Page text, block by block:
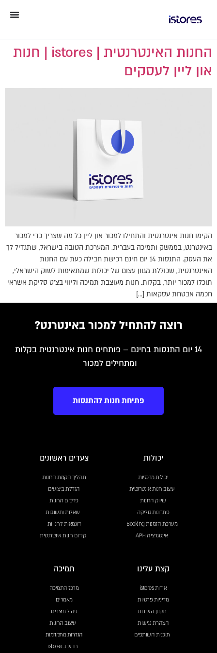
החנות האינטרנטית | istores | חנות
און ליין לעסקים
הקימו חנות אינטרנטית והתחילו למכור און ליין כל מה שצריך כדי למכור
באינטרנט, בממשק ותמיכה בעברית. המערכת הטובה בישראל, שתגדיל לך
את העסק. התנסות 14 יום חינם רכישת חבילה כעת עם החנות
האינטרנטית, שכוללת מגוון עצום של יכולות שמתאימות לשוק הישראלי,
תוכלו למכור יותר, בקלות. חנות מעוצבת תמיכה וליווי בצ׳ט סליקת אשראי
חכמה אבטחת עסקאות […]
רוצה להתחיל למכור באינטרנט?
14 יום התנסות בחינם – פותחים חנות אינטרנטית בקלות
ומתחילים למכור
פתיחת חנות להתנסות
יכולות
יכולות מרכזיות
עיצוב חנות אינטרנטית
שיווק החנות
פתרונות סליקה
מערכת הזמנות Booking
אינטגרציה ו-API
צעדים ראשונים
תהליך הקמת החנות
הגדלת ביצועים
פרסום החנות
שאלות ותשובות
דוגמאות לחנויות
קידום חנות אינטרנטית
קצת עלינו
אודות istores
מדיניות פרטיות
תקנון השירות
הצהרת נגישות
תוכנית השותפים
תמיכה
מרכז התמיכה
מאמרים
ניהול מוצרים
עיצוב החנות
הגדרות מתקדמות
חדש ב istores